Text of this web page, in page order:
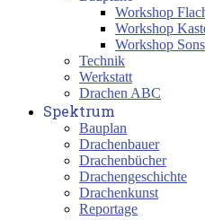
Workshop
Workshop
Workshop
Technik
Werkstatt
Drachen ABC
Spektrum
Bauplan
Drachenbauer
Drachenbücher
Drachengeschichte
Drachenkunst
Reportage